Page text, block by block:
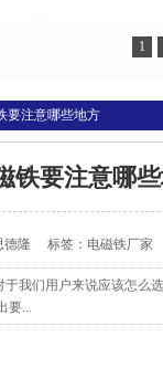
1
要注意哪些地方
铁要注意哪
德隆 标签： 电磁铁厂家
我们用户来说应该怎么
要...